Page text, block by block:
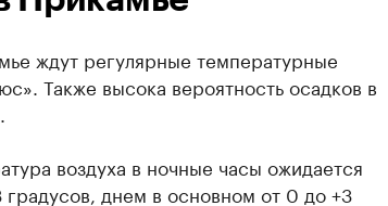
ждут регулярные температурные
Также высока вероятность осадков в
воздуха в ночные часы ожидается
днем в основном от 0 до +3